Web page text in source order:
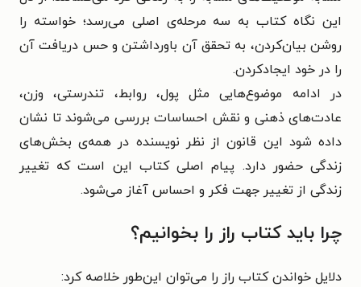
این نگاه کتاب به سه مرحله‌ی اصلی می‌رسد؛ خواسته را
روشن بیان‌کردن، به تحقق آن باورداشتن و حس دریافت آن
را در خود ایجادکردن.
در ادامه موضوع‌هایی مثل پول، روابط، تندرستی، وزن،
عادت‌های ذهنی و نقش احساسات بررسی می‌شوند تا نشان
داده شود این قانون از نظر نویسنده در همه‌ی بخش‌های
زندگی حضور دارد. پیام اصلی کتاب این است که تغییر
زندگی از تغییر جهت فکر و احساس آغاز می‌شود.
چرا باید کتاب راز را بخوانیم؟
دلایل خواندن کتاب راز را می‌توان این‌طور خلاصه کرد: